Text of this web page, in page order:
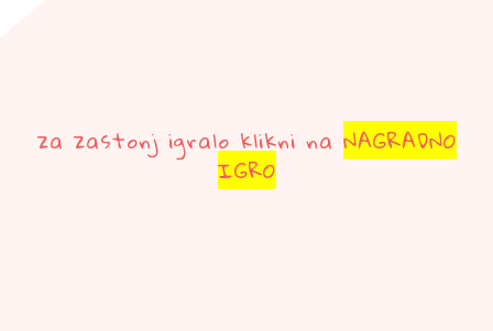
za zastonj igralo klikni na NAGRADNO
IGRO